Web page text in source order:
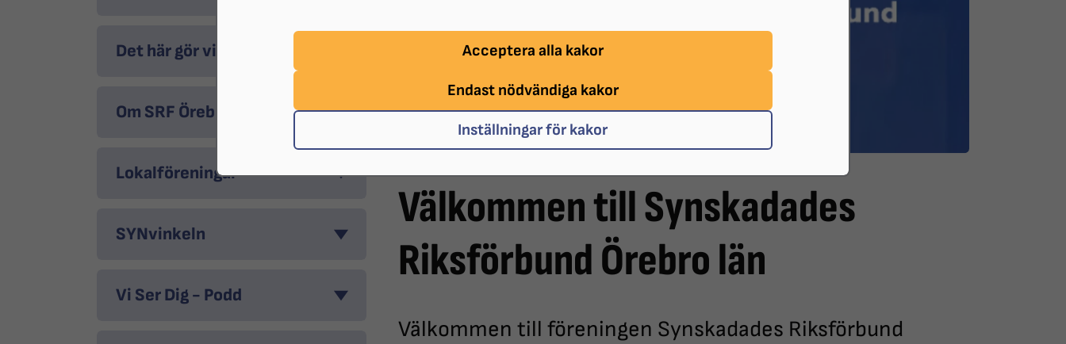
Acceptera alla kakor
Endast nödvändiga kakor
Inställningar för kakor
Det här gör vi
Om SRF Örebro
Lokalföreningar
SYNvinkeln
Vi Ser Dig - Podd
Välkommen till Synskadades
Riksförbund Örebro län
Välkommen till föreningen Synskadades Riksförbund